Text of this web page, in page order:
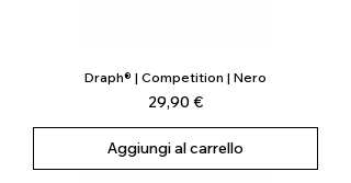
Draph® | Competition | Nero
Prezzo
29,90 €
Aggiungi al carrello